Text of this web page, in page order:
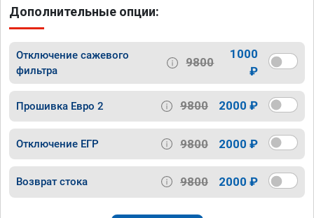
Дополнительные опции:
Отключение сажевого
фильтра
9800
1000
₽
Прошивка Евро 2 9800 2000 ₽
Отключение ЕГР 9800 2000 ₽
Возврат стока 9800 2000 ₽